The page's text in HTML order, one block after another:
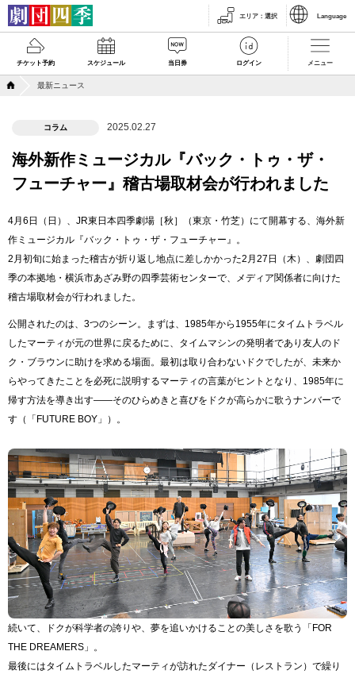
エリア ： 選択 Language
チケット予約 スケジュール 当日券 ログイン メニュー
最新ニュース
コラム 2025.02.27
海外新作ミュージカル『バック・トゥ・ザ・
フューチャー』稽古場取材会が行われました
4月6日（日）、JR東日本四季劇場［秋］（東京・竹芝）にて開幕する、海外新
作ミュージカル『バック・トゥ・ザ・フューチャー』。
2月初旬に始まった稽古が折り返し地点に差しかかった2月27日（木）、劇団四
季の本拠地・横浜市あざみ野の四季芸術センターで、メディア関係者に向けた
稽古場取材会が行われました。
公開されたのは、3つのシーン。まずは、1985年から1955年にタイムトラベル
したマーティが元の世界に戻るために、タイムマシンの発明者であり友人のド
ク・ブラウンに助けを求める場面。最初は取り合わないドクでしたが、未来か
らやってきたことを必死に説明するマーティの言葉がヒントとなり、1985年に
帰す方法を導き出す――そのひらめきと喜びをドクが高らかに歌うナンバーで
す（「FUTURE BOY」）。
続いて、ドクが科学者の誇りや、夢を追いかけることの美しさを歌う「FOR
THE DREAMERS」。
最後にはタイムトラベルしたマーティが訪れたダイナー（レストラン）で繰り